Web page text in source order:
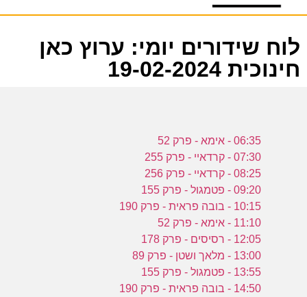
לוח שידורים יומי: ערוץ כאן
חינוכית 19-02-2024
06:35 - אימא - פרק 52
07:30 - קרדאיי - פרק 255
08:25 - קרדאיי - פרק 256
09:20 - פטמגול - פרק 155
10:15 - בובה פראית - פרק 190
11:10 - אימא - פרק 52
12:05 - רסיסים - פרק 178
13:00 - מלאך ושטן - פרק 89
13:55 - פטמגול - פרק 155
14:50 - בובה פראית - פרק 190